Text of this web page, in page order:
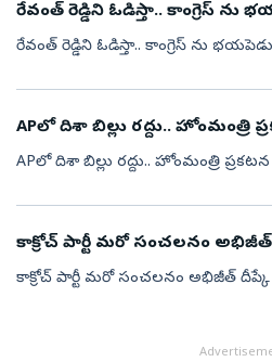
రేవంత్ రెడ్డిని ఓడిస్తా.. కాంగ్రెస్ ను
రేవంత్ రెడ్డిని ఓడిస్తా.. కాంగ్రెస్ ను
APలో దిశా బిల్లు రద్దు.. హోంమంత్రి
APలో దిశా బిల్లు రద్దు.. హోంమంత్రి ప్రకటన
కాక్రోచ్ పార్టీ మరో సంచలనం
కాక్రోచ్ పార్టీ మరో సంచలనం అభిజీత్